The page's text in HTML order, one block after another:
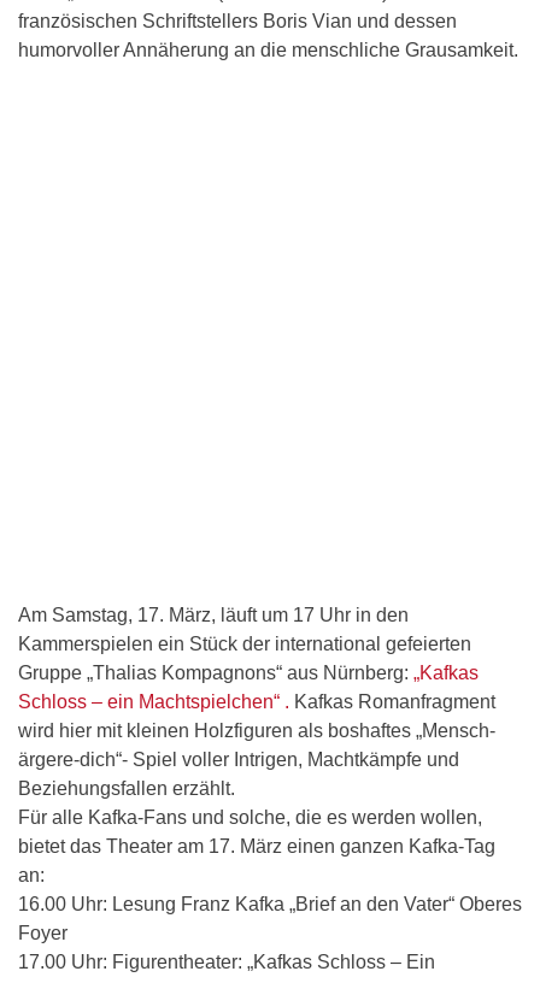
französischen Schriftstellers Boris Vian und dessen
humorvoller Annäherung an die menschliche Grausamkeit.
Am Samstag, 17. März, läuft um 17 Uhr in den
Kammerspielen ein Stück der international gefeierten
Gruppe „Thalias Kompagnons“ aus Nürnberg: „Kafkas
Schloss – ein Machtspielchen“ . Kafkas Romanfragment
wird hier mit kleinen Holzfiguren als boshaftes „Mensch-
ärgere-dich“- Spiel voller Intrigen, Machtkämpfe und
Beziehungsfallen erzählt.
Für alle Kafka-Fans und solche, die es werden wollen,
bietet das Theater am 17. März einen ganzen Kafka-Tag
an:
16.00 Uhr: Lesung Franz Kafka „Brief an den Vater“ Oberes
Foyer
17.00 Uhr: Figurentheater: „Kafkas Schloss – Ein